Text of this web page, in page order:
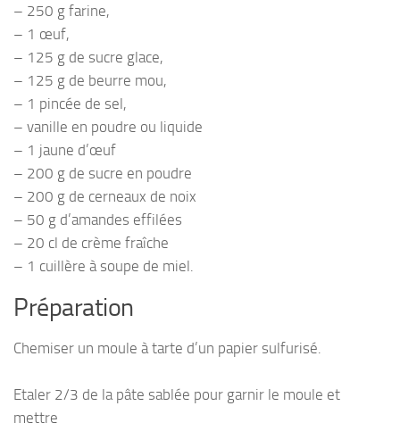
– 250 g farine,
– 1 œuf,
– 125 g de sucre glace,
– 125 g de beurre mou,
– 1 pincée de sel,
– vanille en poudre ou liquide
– 1 jaune d’œuf
– 200 g de sucre en poudre
– 200 g de cerneaux de noix
– 50 g d’amandes effilées
– 20 cl de crème fraîche
– 1 cuillère à soupe de miel.
Préparation
Chemiser un moule à tarte d’un papier sulfurisé.
Etaler 2/3 de la pâte sablée pour garnir le moule et
mettre